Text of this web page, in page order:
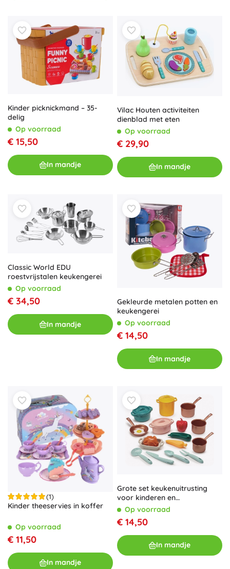
Kinder picknickmand – 35-
delig
Op voorraad
€ 15,50
In mandje
Vilac Houten activiteiten
dienblad met eten
Op voorraad
€ 29,90
In mandje
Classic World EDU
roestvrijstalen keukengerei
Op voorraad
€ 34,50
In mandje
Gekleurde metalen potten en
keukengerei
Op voorraad
€ 14,50
In mandje
(1)
Kinder theeservies in koffer
Op voorraad
€ 11,50
In mandje
Grote set keukenuitrusting
voor kinderen en
voedingsmiddelen
Op voorraad
€ 14,50
In mandje